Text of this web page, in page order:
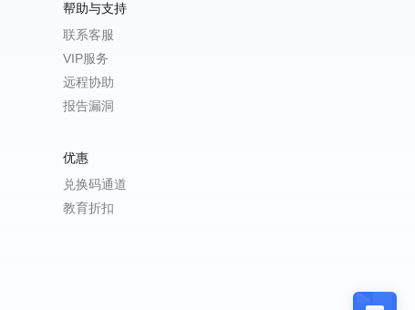
帮助与支持
联系客服
VIP服务
远程协助
报告漏洞
优惠
兑换码通道
教育折扣